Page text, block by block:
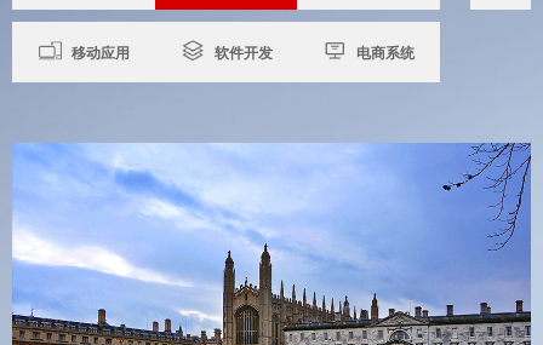
移动应用 软件开发 电商系统